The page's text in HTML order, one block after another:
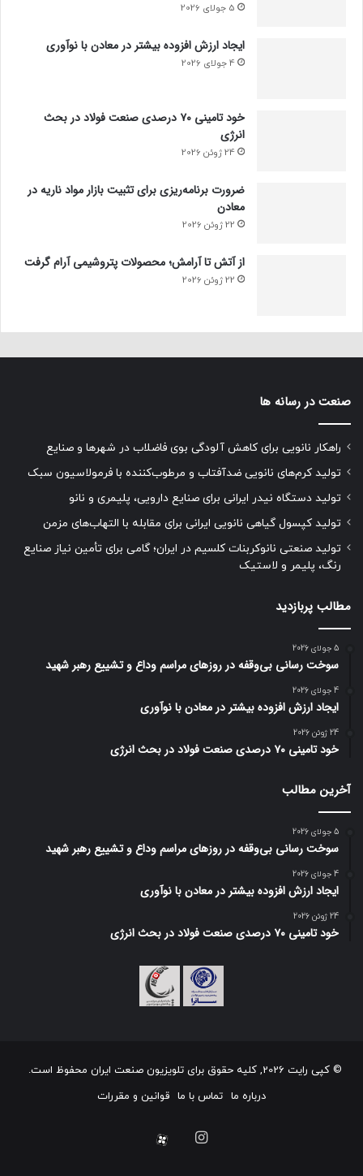
5 جولای 2026
ایجاد ارزش افزوده بیشتر در معادن با نوآوری
4 جولای 2026
خود تامینی ۷۰ درصدی صنعت فولاد در بحث
انرژی
24 ژوئن 2026
ضرورت برنامه‌ریزی برای تثبیت بازار مواد ناریه در
معادن
22 ژوئن 2026
از آتش تا آرامش؛ محصولات پتروشیمی آرام گرفت
22 ژوئن 2026
صنعت در رسانه ها
راهکار نانویی برای کاهش آلودگی بوی فاضلاب در شهرها و صنایع
تولید کرم‌های نانویی ضدآفتاب و مرطوب‌کننده با فرمولاسیون سبک
تولید دستگاه نیدر ایرانی برای صنایع دارویی، پلیمری و نانو
تولید کپسول گیاهی نانویی ایرانی برای مقابله با التهاب‌های مزمن
تولید صنعتی نانوکربنات کلسیم در ایران؛ گامی برای تأمین نیاز صنایع
رنگ، پلیمر و لاستیک
مطالب پربازدید
5 جولای 2026
سوخت رسانی بی‌وقفه در روز‌های مراسم وداع و تشییع رهبر شهید
4 جولای 2026
ایجاد ارزش افزوده بیشتر در معادن با نوآوری
24 ژوئن 2026
خود تامینی ۷۰ درصدی صنعت فولاد در بحث انرژی
آخرین مطالب
5 جولای 2026
سوخت رسانی بی‌وقفه در روز‌های مراسم وداع و تشییع رهبر شهید
4 جولای 2026
ایجاد ارزش افزوده بیشتر در معادن با نوآوری
24 ژوئن 2026
خود تامینی ۷۰ درصدی صنعت فولاد در بحث انرژی
© کپی رایت 2026, کلیه حقوق برای تلویزیون صنعت ایران محفوظ است.
درباره ما تماس با ما قوانین و مقررات
اینستاگرام